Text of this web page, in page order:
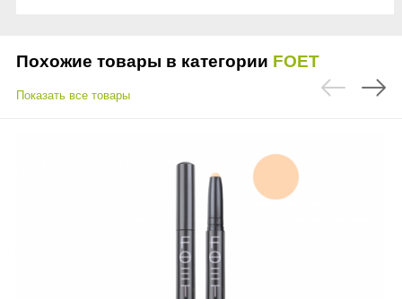
Похожие товары в категории FOET
Показать все товары